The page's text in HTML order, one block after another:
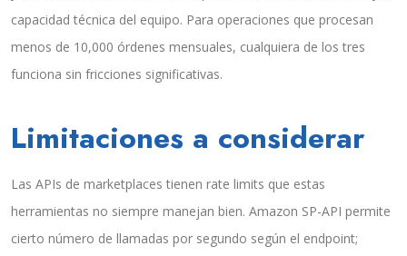
capacidad técnica del equipo. Para operaciones que procesan
menos de 10,000 órdenes mensuales, cualquiera de los tres
funciona sin fricciones significativas.
Limitaciones a considerar
Las APIs de marketplaces tienen rate limits que estas
herramientas no siempre manejan bien. Amazon SP-API permite
cierto número de llamadas por segundo según el endpoint;